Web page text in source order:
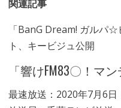
関連記事
「BanG Dream! ガルパ
ト、キービジュ公開
「響けFM83〇！マ
最速放送：2020年7月6日